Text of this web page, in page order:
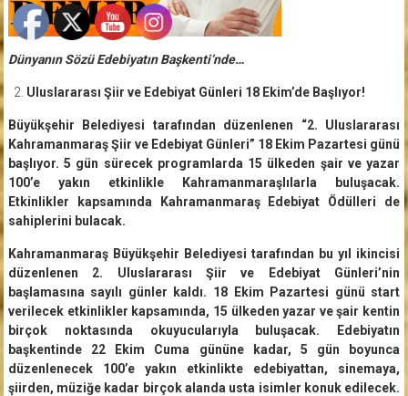
Dünyanın Sözü Edebiyatın Başkenti’nde…
Uluslararası Şiir ve Edebiyat Günleri 18 Ekim’de Başlıyor!
Büyükşehir Belediyesi tarafından düzenlenen “2. Uluslararası
Kahramanmaraş Şiir ve Edebiyat Günleri” 18 Ekim Pazartesi günü
başlıyor. 5 gün sürecek programlarda 15 ülkeden şair ve yazar
100’e yakın etkinlikle Kahramanmaraşlılarla buluşacak.
Etkinlikler kapsamında Kahramanmaraş Edebiyat Ödülleri de
sahiplerini bulacak.
Kahramanmaraş Büyükşehir Belediyesi tarafından bu yıl ikincisi
düzenlenen 2. Uluslararası Şiir ve Edebiyat Günleri’nin
başlamasına sayılı günler kaldı. 18 Ekim Pazartesi günü start
verilecek etkinlikler kapsamında, 15 ülkeden yazar ve şair kentin
birçok noktasında okuyucularıyla buluşacak. Edebiyatın
başkentinde 22 Ekim Cuma gününe kadar, 5 gün boyunca
düzenlenecek 100’e yakın etkinlikte edebiyattan, sinemaya,
şiirden, müziğe kadar birçok alanda usta isimler konuk edilecek.